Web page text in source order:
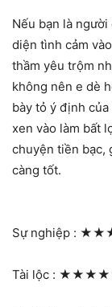
Nếu bạn là
diện tình cảm
thầm yêu trộm
không nên e dè
bày tỏ ý định
xen vào làm bất
chuyện tiền bạc,
càng tốt.
Sự nghiệp :
Tài lộc :